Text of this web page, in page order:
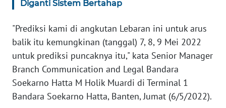
Diganti Sistem Bertahap
"Prediksi kami di angkutan Lebaran ini untuk arus
balik itu kemungkinan (tanggal) 7, 8, 9 Mei 2022
untuk prediksi puncaknya itu," kata Senior Manager
Branch Communication and Legal Bandara
Soekarno Hatta M Holik Muardi di Terminal 1
Bandara Soekarno Hatta, Banten, Jumat (6/5/2022).
WAHANA
HEALTH
WAHANA
DESA
WISATA